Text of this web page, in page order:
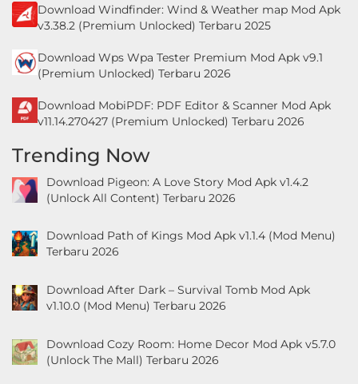
Download Windfinder: Wind & Weather map Mod Apk
v3.38.2 (Premium Unlocked) Terbaru 2025
Download Wps Wpa Tester Premium Mod Apk v9.1
(Premium Unlocked) Terbaru 2026
Download MobiPDF: PDF Editor & Scanner Mod Apk
v11.14.270427 (Premium Unlocked) Terbaru 2026
Trending Now
Download Pigeon: A Love Story Mod Apk v1.4.2
(Unlock All Content) Terbaru 2026
Download Path of Kings Mod Apk v1.1.4 (Mod Menu)
Terbaru 2026
Download After Dark – Survival Tomb Mod Apk
v1.10.0 (Mod Menu) Terbaru 2026
Download Cozy Room: Home Decor Mod Apk v5.7.0
(Unlock The Mall) Terbaru 2026